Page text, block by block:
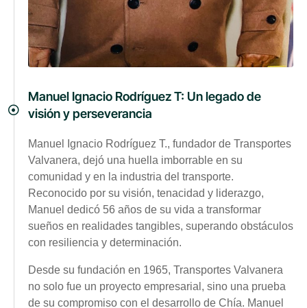
Manuel Ignacio Rodríguez T: Un legado de
visión y perseverancia
Manuel Ignacio Rodríguez T., fundador de Transportes
Valvanera, dejó una huella imborrable en su
comunidad y en la industria del transporte.
Reconocido por su visión, tenacidad y liderazgo,
Manuel dedicó 56 años de su vida a transformar
sueños en realidades tangibles, superando obstáculos
con resiliencia y determinación.
Desde su fundación en 1965, Transportes Valvanera
no solo fue un proyecto empresarial, sino una prueba
de su compromiso con el desarrollo de Chía. Manuel